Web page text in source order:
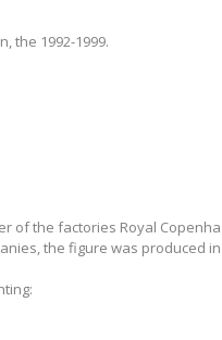
the 1992-1999.
the factories Royal
the figure was produced